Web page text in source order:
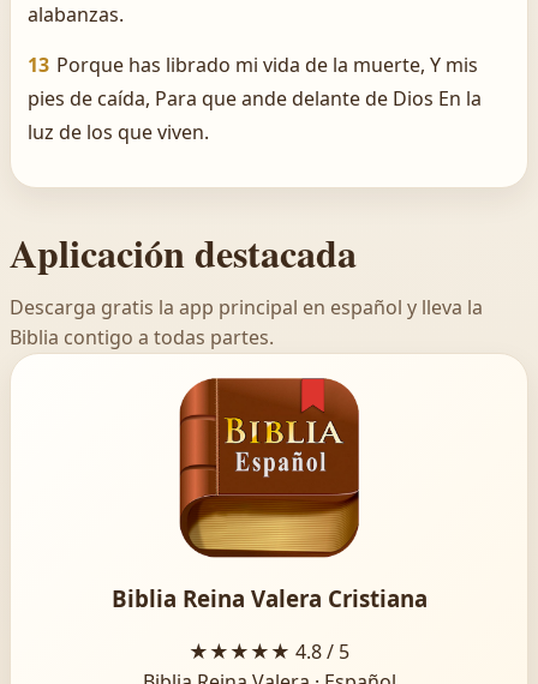
alabanzas.
13 Porque has librado mi vida de la muerte, Y mis
pies de caída, Para que ande delante de Dios En la
luz de los que viven.
Aplicación destacada
Descarga gratis la app principal en español y lleva la
Biblia contigo a todas partes.
Biblia Reina Valera Cristiana
★★★★★ 4.8 / 5